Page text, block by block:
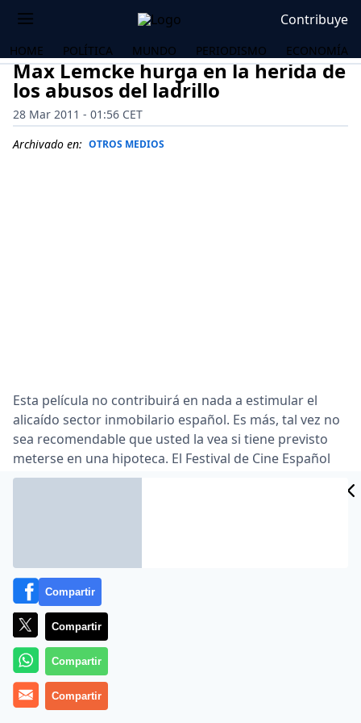
Contribuye
HOME POLÍTICA MUNDO PERIODISMO ECONOMÍA
Max Lemcke hurga en la herida de
los abusos del ladrillo
28 Mar 2011 - 01:56 CET
Archivado en: OTROS MEDIOS
Esta película no contribuirá en nada a estimular el
alicaído sector inmobilario español. Es más, tal vez no
sea recomendable que usted la vea si tiene previsto
meterse en una hipoteca. El Festival de Cine Español
de Málaga proyectó ayer, dentro de su sección oficial,
Lea el artículo completo en
Compartir
Compartir
Compartir
Compartir